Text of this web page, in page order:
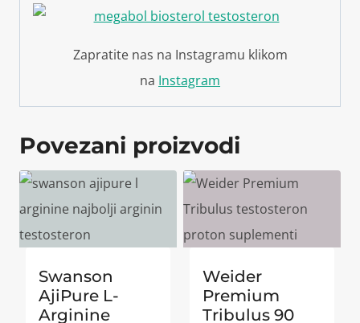
Zapratite nas na Instagramu klikom
na Instagram
Povezani proizvodi
Swanson
AjiPure L-
Arginine
Weider
Premium
Tribulus 90